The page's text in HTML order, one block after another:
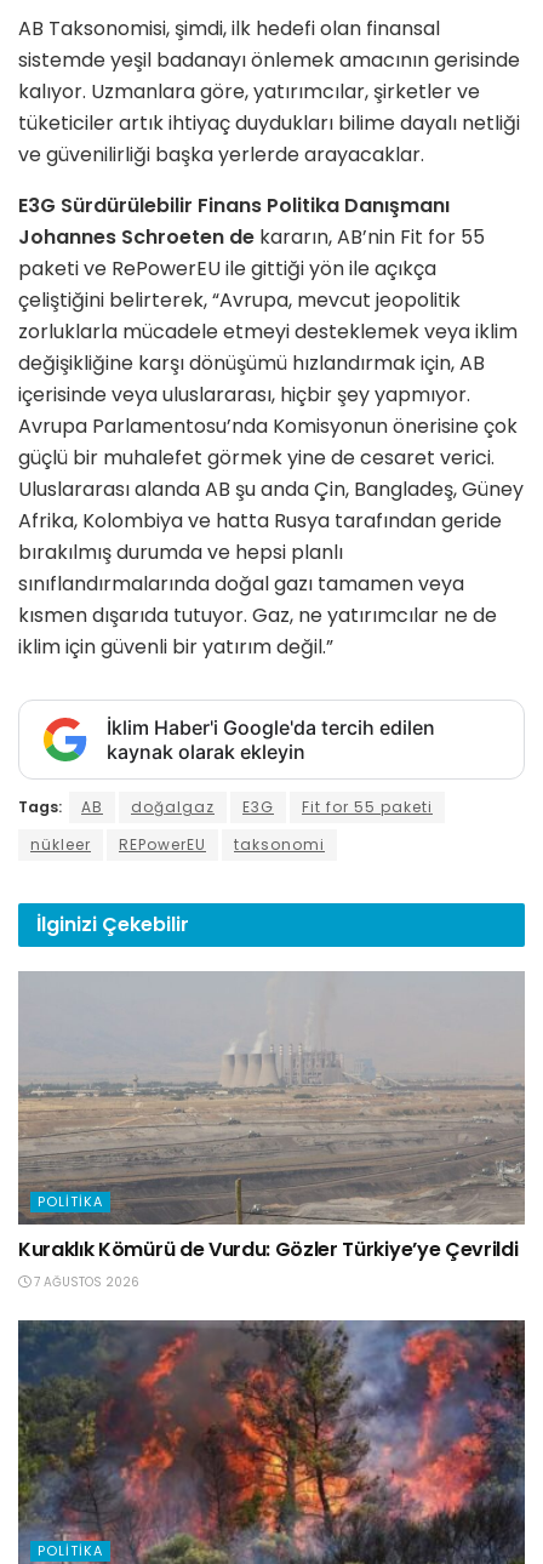
AB Taksonomisi, şimdi, ilk hedefi olan finansal
sistemde yeşil badanayı önlemek amacının gerisinde
kalıyor. Uzmanlara göre, yatırımcılar, şirketler ve
tüketiciler artık ihtiyaç duydukları bilime dayalı netliği
ve güvenilirliği başka yerlerde arayacaklar.
E3G Sürdürülebilir Finans Politika Danışmanı
Johannes Schroeten de kararın, AB’nin Fit for 55
paketi ve RePowerEU ile gittiği yön ile açıkça
çeliştiğini belirterek, “Avrupa, mevcut jeopolitik
zorluklarla mücadele etmeyi desteklemek veya iklim
değişikliğine karşı dönüşümü hızlandırmak için, AB
içerisinde veya uluslararası, hiçbir şey yapmıyor.
Avrupa Parlamentosu’nda Komisyonun önerisine çok
güçlü bir muhalefet görmek yine de cesaret verici.
Uluslararası alanda AB şu anda Çin, Bangladeş, Güney
Afrika, Kolombiya ve hatta Rusya tarafından geride
bırakılmış durumda ve hepsi planlı
sınıflandırmalarında doğal gazı tamamen veya
kısmen dışarıda tutuyor. Gaz, ne yatırımcılar ne de
iklim için güvenli bir yatırım değil.”
İklim Haber'i Google'da tercih edilen
kaynak olarak ekleyin
Tags: AB doğalgaz E3G
Fit for 55 paketi
nükleer
REPowerEU taksonomi
İlginizi Çekebilir
POLITIKA
Kuraklık Kömürü de Vurdu: Gözler Türkiye’ye Çevrildi
7 AĞUSTOS 2026
POLITIKA